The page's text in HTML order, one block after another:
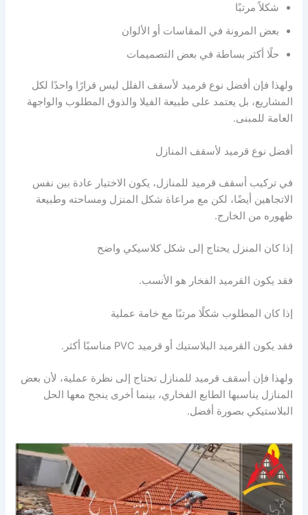
شكلاً مرتبًا
بعض المرونة في المقاسات أو الألوان
حلًا أكثر بساطة في بعض التصميمات
ولهذا فإن أفضل نوع قرميد لأسقف الفلل ليس قرارًا واحدًا لكل
المشاريع، بل يعتمد على طبيعة الفيلا والذوق المطلوب والواجهة
العامة للمبنى.
أفضل نوع قرميد لأسقف المنازل
في تركيب أسقف قرميد للمنازل، يكون الاختيار عادة بين نفس
الاتجاهين أيضًا، لكن مع مراعاة شكل المنزل ومساحته وطبيعة
ظهوره من الخارج.
إذا كان المنزل يحتاج إلى شكل كلاسيكي واضح
فقد يكون القرميد الفخار هو الأنسب.
إذا كان المطلوب شكلًا مرتبًا مع خامة عملية
فقد يكون القرميد البلاستيك أو قرميد PVC مناسبًا أكثر.
ولهذا فإن أسقف قرميد للمنازل تحتاج إلى نظرة عملية، لأن بعض
المنازل يناسبها الطابع الفخاري، بينما أخرى ينجح معها الحل
البلاستيكي بصورة أفضل.